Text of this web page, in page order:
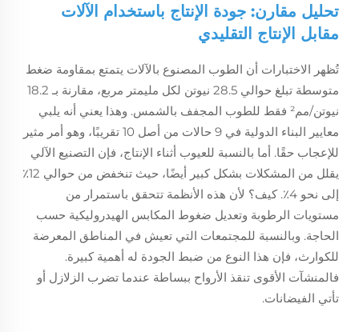
تحليل مقارن: جودة الإنتاج باستخدام الآلات
مقابل الإنتاج التقليدي
تُظهر الاختبارات أن الطوب المصنوع بالآلات يتمتع بمقاومة ضغط
متوسطة تبلغ حوالي 28.5 نيوتن لكل مليمتر مربع، مقارنة بـ 18.2
نيوتن/مم² فقط للطوب المجفف بالشمس. وهذا يعني أنه يلبي
معايير البناء الدولية في 9 حالات من أصل 10 تقريبًا، وهو أمر مثير
للإعجاب حقًا. أما بالنسبة للعيوب أثناء الإنتاج، فإن التصنيع الآلي
يقلل من المشكلات بشكل كبير أيضًا، حيث تنخفض من حوالي 12٪
إلى نحو 4٪. كيف؟ لأن هذه الأنظمة تتحقق باستمرار من
مستويات الرطوبة وتعديل ضغوط المكابس الهيدروليكية حسب
الحاجة. وبالنسبة للمجتمعات التي تعيش في المناطق المعرضة
للكوارث، فإن هذا النوع من ضبط الجودة له أهمية كبيرة.
فالمنشآت الأقوى تنقذ الأرواح ببساطة عندما تضرب الزلازل أو
تأتي الفيضانات.